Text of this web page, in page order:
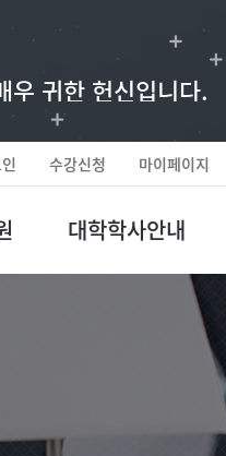
우 귀한 헌신입니다.
수강신청 마이페이지
대학학사안내